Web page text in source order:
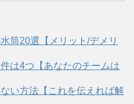
筒20選【メリット/デメリ
は4つ【あなたのチームは
い方法【これを伝えれば解